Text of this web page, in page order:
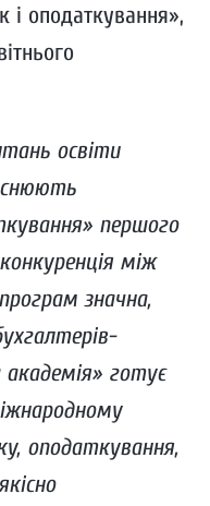
і оподаткування»,
освіти
першого
між
значна,
готує
оподаткування,